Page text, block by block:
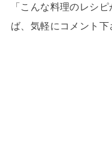
「こんな料理のレシ
ば、気軽にコメント下